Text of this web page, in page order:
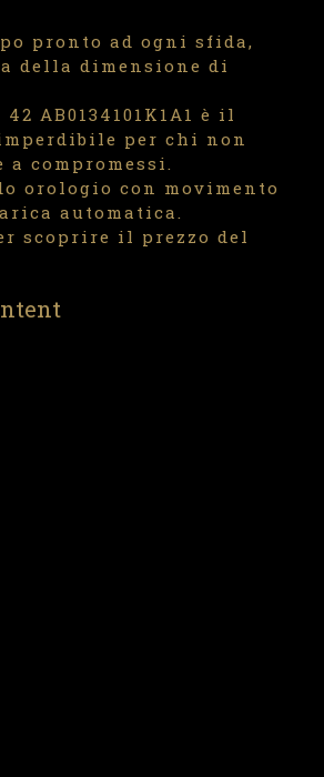
pronto ad ogni sfida,
della dimensione di
AB0134101K1A1 è il
per chi non
a compromessi.
orologio con movimento
automatica.
scoprire il prezzo del